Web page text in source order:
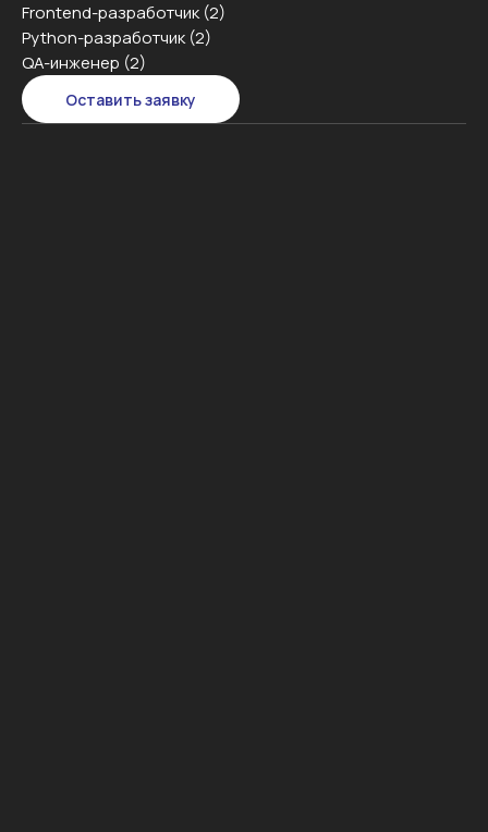
Frontend-разработчик (2)
Python-разработчик (2)
QA-инженер (2)
Оставить заявку